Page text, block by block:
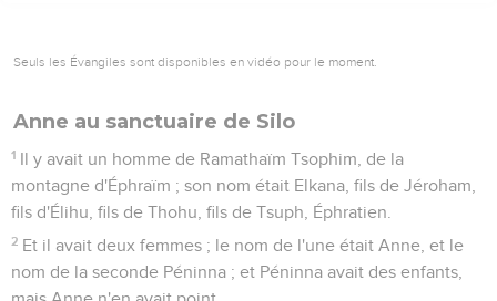
Seuls les Évangiles sont disponibles en vidéo pour le moment.
Anne au sanctuaire de Silo
1 Il y avait un homme de Ramathaïm Tsophim, de la
montagne d'Éphraïm ; son nom était Elkana, fils de Jéroham,
fils d'Élihu, fils de Thohu, fils de Tsuph, Éphratien.
2 Et il avait deux femmes ; le nom de l'une était Anne, et le
nom de la seconde Péninna ; et Péninna avait des enfants,